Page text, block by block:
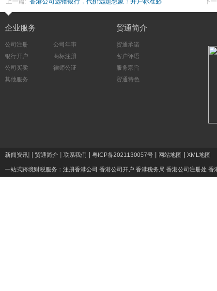
看这三个
企业服务
公司注册
公司年审
银行开户
商标注册
公司买卖
律师公证
其他服务
贸通简介
贸通承诺
客户评语
服务宗旨
贸通特色
新闻资讯 贸通简介 联系我们 粤ICP备2021130057号 网站地图 XML地图
一站式跨境财税服务： 注册香港公司 香港公司开户 香港税务局 香港公司注册处 香